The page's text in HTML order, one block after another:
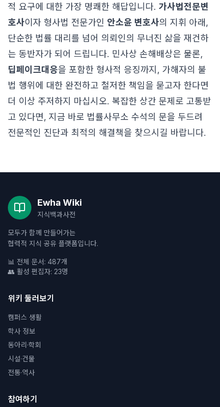
적 요구에 대한 가장 명쾌한 해답입니다. 가사법전문변
호사이자 형사법 전문가인 안소윤 변호사의 지휘 아래,
단순한 법률 대리를 넘어 의뢰인의 무너진 삶을 재건하
는 동반자가 되어 드립니다. 민사상 손해배상은 물론,
딥페이크대응을 포함한 형사적 응징까지, 가해자의 불
법 행위에 대한 완전하고 철저한 책임을 묻고자 한다면
더 이상 주저하지 마십시오. 복잡한 상간 문제로 고통받
고 있다면, 지금 바로 법률사무소 수석의 문을 두드려
전문적인 진단과 최적의 해결책을 찾으시길 바랍니다.
Ewha Wiki
지식백과사전
모두가 함께 만들어가는
협력적 지식 공유 플랫폼입니다.
📊 전체 문서: 487개
👥 활성 편집자: 23명
위키 둘러보기
캠퍼스 생활
학사 정보
동아리·학회
시설·건물
전통·역사
참여하기